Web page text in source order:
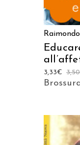
3,50
3,33€